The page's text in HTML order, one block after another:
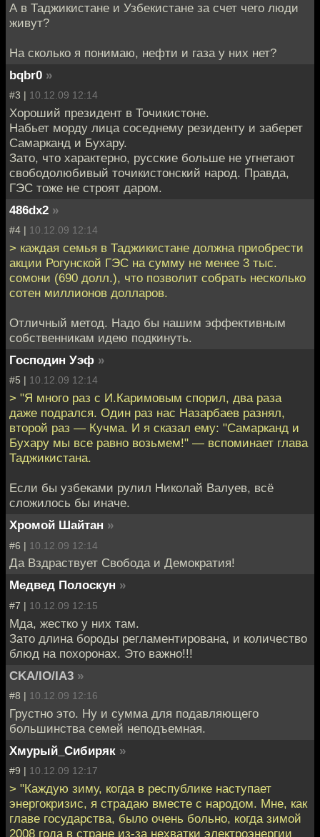
А в Таджикистане и Узбекистане за счет чего люди
живут?
На сколько я понимаю, нефти и газа у них нет?
bqbr0 »
#3 | 10.12.09 12:14
Хороший президент в Точикистоне.
Набьет морду лица соседнему резиденту и заберет
Самарканд и Бухару.
Зато, что характерно, русские больше не угнетают
свободолюбивый точикистонский народ. Правда,
ГЭС тоже не строят даром.
486dx2 »
#4 | 10.12.09 12:14
> каждая семья в Таджикистане должна приобрести
акции Рогунской ГЭС на сумму не менее 3 тыс.
сомони (690 долл.), что позволит собрать несколько
сотен миллионов долларов.
Отличный метод. Надо бы нашим эффективным
собственникам идею подкинуть.
Господин Уэф »
#5 | 10.12.09 12:14
> "Я много раз с И.Каримовым спорил, два раза
даже подрался. Один раз нас Назарбаев разнял,
второй раз — Кучма. И я сказал ему: "Самарканд и
Бухару мы все равно возьмем!" — вспоминает глава
Таджикистана.
Если бы узбеками рулил Николай Валуев, всё
сложилось бы иначе.
Хромой Шайтан »
#6 | 10.12.09 12:14
Да Вздраствует Свобода и Демократия!
Медвед Полоскун »
#7 | 10.12.09 12:15
Мда, жестко у них там.
Зато длина бороды регламентирована, и количество
блюд на похоронах. Это важно!!!
CKA/IO/IA3 »
#8 | 10.12.09 12:16
Грустно это. Ну и сумма для подавляющего
большинства семей неподъемная.
Хмурый_Сибиряк »
#9 | 10.12.09 12:17
> "Каждую зиму, когда в республике наступает
энергокризис, я страдаю вместе с народом. Мне, как
главе государства, было очень больно, когда зимой
2008 года в стране из-за нехватки электроэнергии